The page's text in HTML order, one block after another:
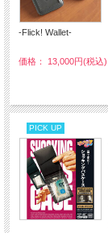
-Flick! Wallet-
価格： 13,000円(税込)
PICK UP